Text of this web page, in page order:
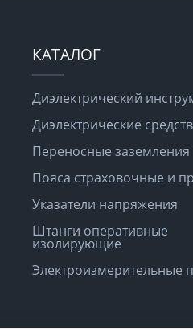
КАТАЛОГ
Диэлектрический
Диэлектрические
Переносные заземления
Пояса страховочные и
Указатели напряжения
Штанги оперативные
изолирующие
Электроизмерительные